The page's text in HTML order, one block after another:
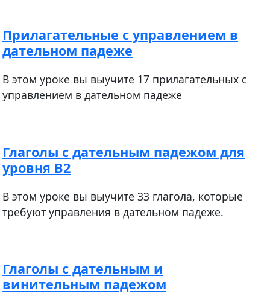
Прилагательные с управлением в
дательном падеже
В этом уроке вы выучите 17 прилагательных с
управлением в дательном падеже
Глаголы с дательным падежом для
уровня В2
В этом уроке вы выучите 33 глагола, которые
требуют управления в дательном падеже.
Глаголы с дательным и
винительным падежом